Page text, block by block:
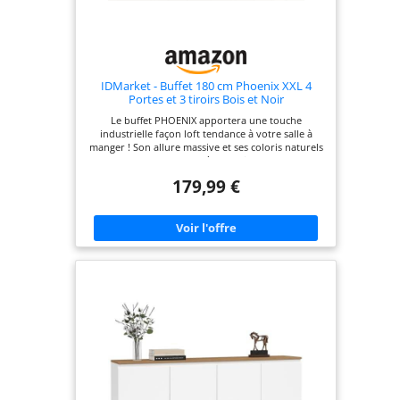
IDMarket - Buffet 180 cm Phoenix XXL 4
Portes et 3 tiroirs Bois et Noir
Le buffet PHOENIX apportera une touche
industrielle façon loft tendance à votre salle à
manger ! Son allure massive et ses coloris naturels
et sobres se fondront à merveille dans votre
étagère vous offrent une capacité de rangement
équilibrées le rendent encore plus stable et
robuste Dimensions : L.180 x l. 40 x H. 80 cm -
Hauteur des pieds : 20 cm
179,99 €